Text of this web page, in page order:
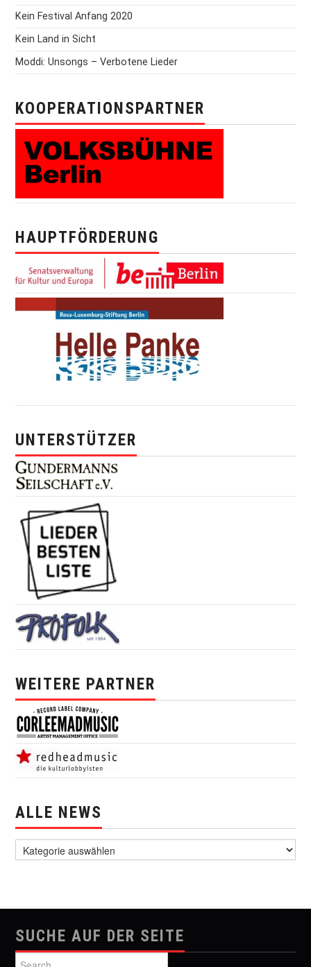
Kein Festival Anfang 2020
Kein Land in Sicht
Moddi: Unsongs – Verbotene Lieder
KOOPERATIONSPARTNER
HAUPTFÖRDERUNG
UNTERSTÜTZER
WEITERE PARTNER
ALLE NEWS
SUCHE AUF DER SEITE
Search for: